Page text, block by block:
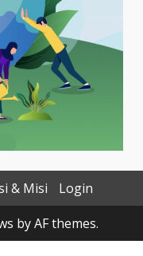
& Misi
Login
by AF themes.